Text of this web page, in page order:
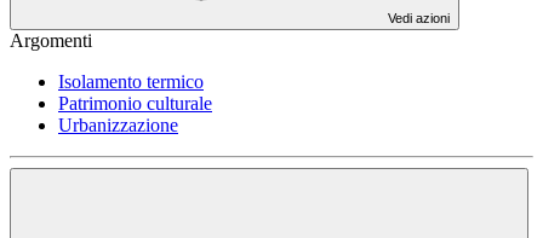
Vedi azioni
Argomenti
Isolamento termico
Patrimonio culturale
Urbanizzazione